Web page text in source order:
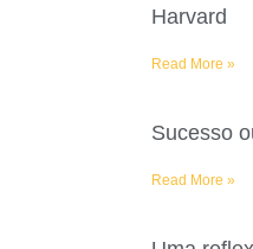
Harvard
Read More »
Sucesso
Read More »